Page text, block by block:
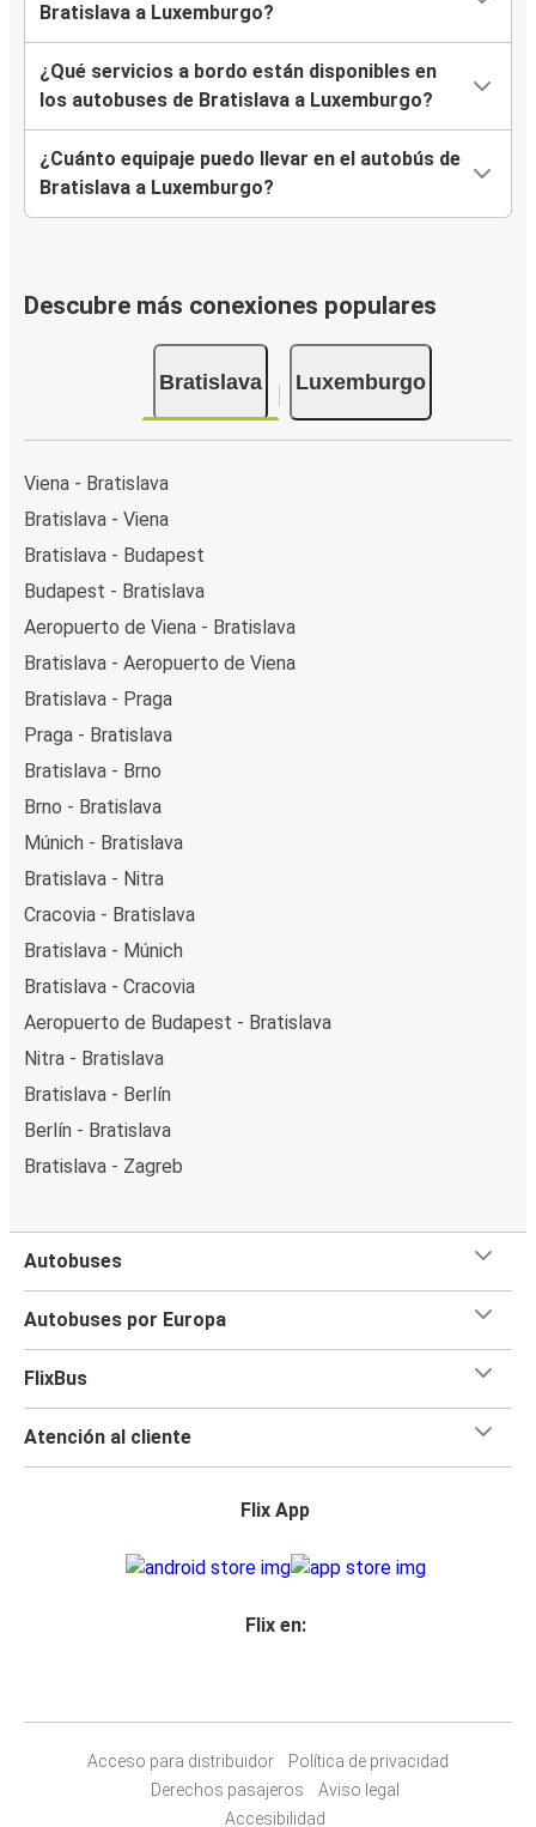
Bratislava a Luxemburgo?
¿Qué servicios a bordo están disponibles en
los autobuses de Bratislava a Luxemburgo?
¿Cuánto equipaje puedo llevar en el autobús de
Bratislava a Luxemburgo?
Descubre más conexiones populares
Bratislava Luxemburgo
Viena - Bratislava
Bratislava - Viena
Bratislava - Budapest
Budapest - Bratislava
Aeropuerto de Viena - Bratislava
Bratislava - Aeropuerto de Viena
Bratislava - Praga
Praga - Bratislava
Bratislava - Brno
Brno - Bratislava
Múnich - Bratislava
Bratislava - Nitra
Cracovia - Bratislava
Bratislava - Múnich
Bratislava - Cracovia
Aeropuerto de Budapest - Bratislava
Nitra - Bratislava
Bratislava - Berlín
Berlín - Bratislava
Bratislava - Zagreb
Autobuses
Autobuses por Europa
FlixBus
Atención al cliente
Flix App
Flix en:
Acceso para distribuidor
Política de privacidad
Derechos pasajeros
Aviso legal
Accesibilidad